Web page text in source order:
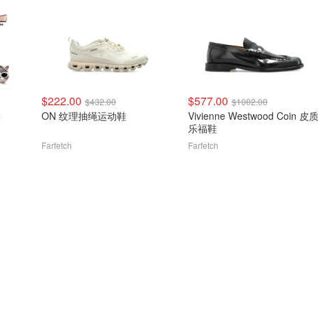
$222.00 $432.00
ON 纹理抽绳运动鞋
Farfetch
$577.00 $1002.00
Vivienne Westwood Coin 皮质
乐福鞋
Farfetch